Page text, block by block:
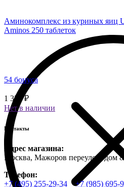
Аминокомплекс из куриных яиц
Aminos 250 таблеток
54 бонуса
1 350 ₽
Нет в наличии
Контакты
Адрес магазина:
Москва, Мажоров переулок, дом
Телефон:
+7 (495) 255-29-34
+7 (985) 695-